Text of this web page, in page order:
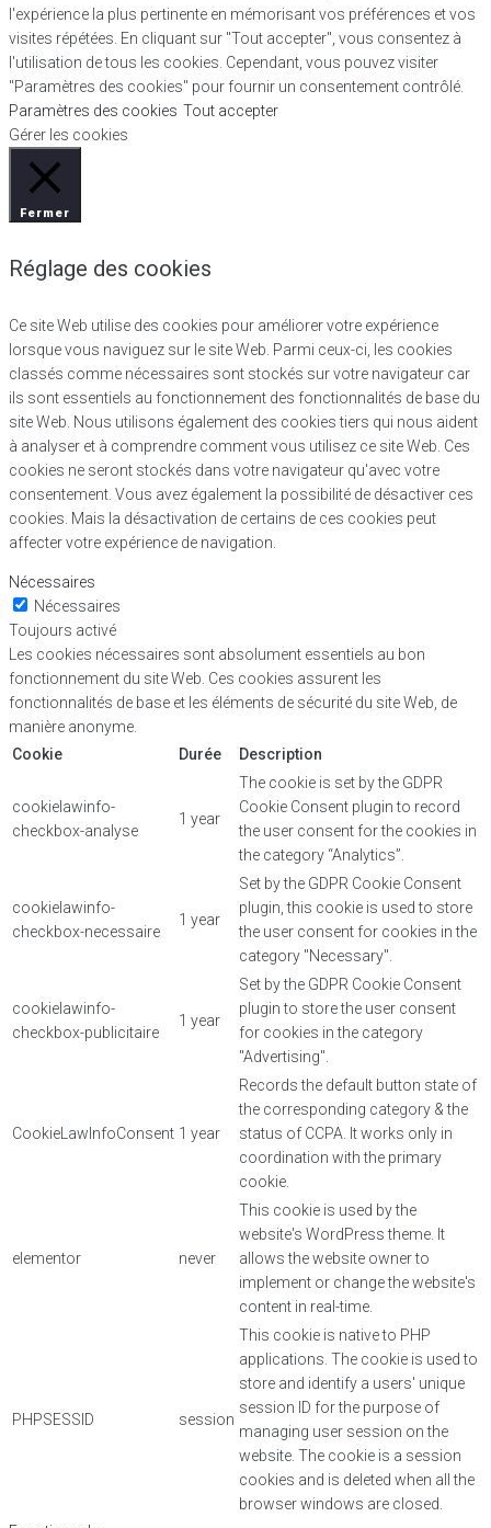
l'expérience la plus pertinente en mémorisant vos préférences et vos
visites répétées. En cliquant sur "Tout accepter", vous consentez à
l'utilisation de tous les cookies. Cependant, vous pouvez visiter
"Paramètres des cookies" pour fournir un consentement contrôlé.
Paramètres des cookies Tout accepter
Gérer les cookies
Fermer
Réglage des cookies
Ce site Web utilise des cookies pour améliorer votre expérience
lorsque vous naviguez sur le site Web. Parmi ceux-ci, les cookies
classés comme nécessaires sont stockés sur votre navigateur car
ils sont essentiels au fonctionnement des fonctionnalités de base du
site Web. Nous utilisons également des cookies tiers qui nous aident
à analyser et à comprendre comment vous utilisez ce site Web. Ces
cookies ne seront stockés dans votre navigateur qu'avec votre
consentement. Vous avez également la possibilité de désactiver ces
cookies. Mais la désactivation de certains de ces cookies peut
affecter votre expérience de navigation.
Nécessaires
Nécessaires
Toujours activé
Les cookies nécessaires sont absolument essentiels au bon
fonctionnement du site Web. Ces cookies assurent les
fonctionnalités de base et les éléments de sécurité du site Web, de
manière anonyme.
Cookie
Durée Description
cookielawinfo-
checkbox-analyse
1 year
The cookie is set by the GDPR
Cookie Consent plugin to record
the user consent for the cookies in
the category “Analytics”.
cookielawinfo-
checkbox-necessaire
1 year
Set by the GDPR Cookie Consent
plugin, this cookie is used to store
the user consent for cookies in the
category "Necessary".
cookielawinfo-
checkbox-publicitaire
1 year
Set by the GDPR Cookie Consent
plugin to store the user consent
for cookies in the category
"Advertising".
CookieLawInfoConsent 1 year
Records the default button state of
the corresponding category & the
status of CCPA. It works only in
coordination with the primary
cookie.
elementor never
This cookie is used by the
website's WordPress theme. It
allows the website owner to
implement or change the website's
content in real-time.
PHPSESSID session
This cookie is native to PHP
applications. The cookie is used to
store and identify a users' unique
session ID for the purpose of
managing user session on the
website. The cookie is a session
cookies and is deleted when all the
browser windows are closed.